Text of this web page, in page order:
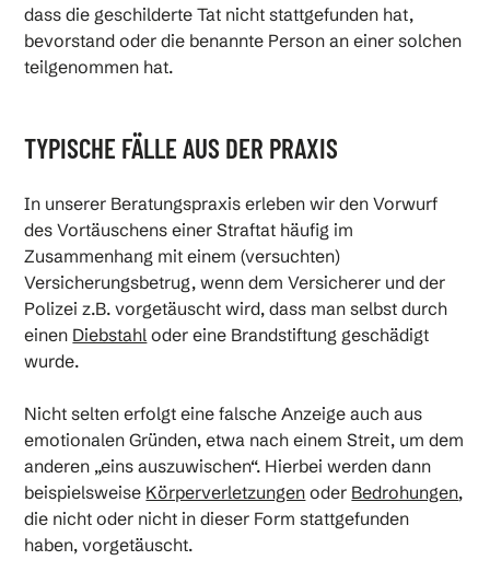
dass die geschilderte Tat nicht stattgefunden hat,
bevorstand oder die benannte Person an einer solchen
teilgenommen hat.
TYPISCHE FÄLLE AUS DER PRAXIS
In unserer Beratungspraxis erleben wir den Vorwurf
des Vortäuschens einer Straftat häufig im
Zusammenhang mit einem (versuchten)
Versicherungsbetrug, wenn dem Versicherer und der
Polizei z.B. vorgetäuscht wird, dass man selbst durch
einen Diebstahl oder eine Brandstiftung geschädigt
wurde.
Nicht selten erfolgt eine falsche Anzeige auch aus
emotionalen Gründen, etwa nach einem Streit, um dem
anderen „eins auszuwischen“. Hierbei werden dann
beispielsweise Körperverletzungen oder Bedrohungen,
die nicht oder nicht in dieser Form stattgefunden
haben, vorgetäuscht.